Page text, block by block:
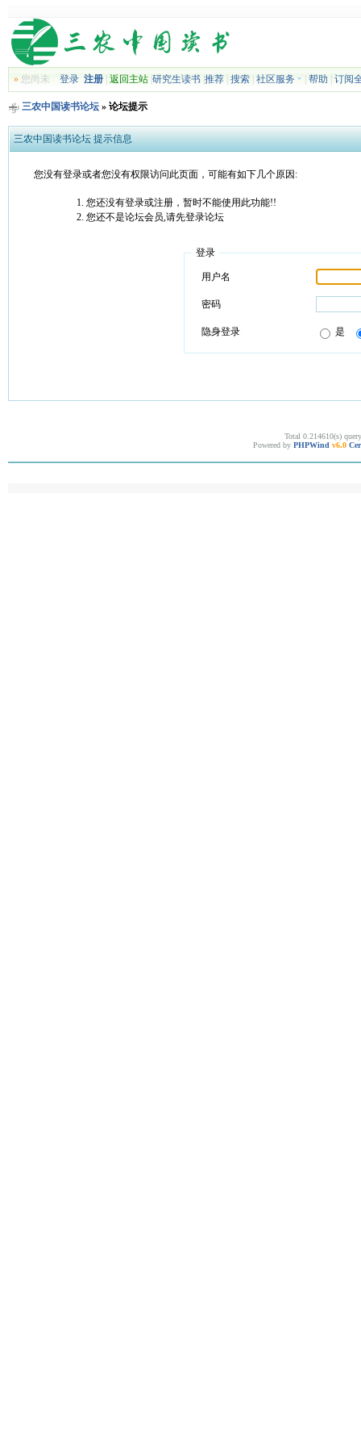
»您尚未 登录 注册| 返回主站| 研究生读书| 推荐| 搜索| 社区服务 帮助 订阅
三农中国读书论坛» 论坛提示
三农中国读书论坛 提示信息
您没有登录或者您没有权限访问此页面，可能有如下几个原因:
您还没有登录或注册，暂时不能使用此功能!!
您还不是论坛会员,请先登录论坛
登录
用户名
密码
隐身登录 是
Total 0.214610(s)
Powered by PHPWind v6.0